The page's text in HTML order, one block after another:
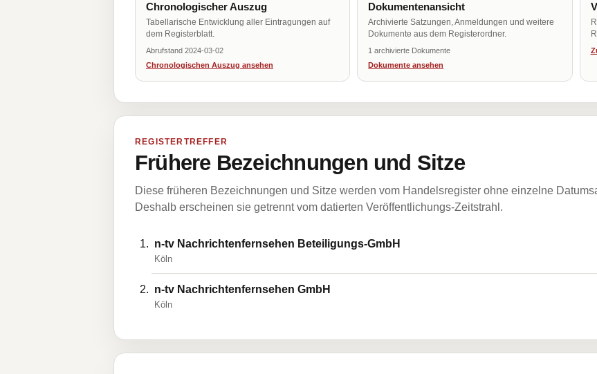
Chronologischer Auszug
Tabellarische Entwicklung aller Eintragungen auf
dem Registerblatt.
Abrufstand 2024-03-02
Chronologischen Auszug ansehen
Dokumentenansicht
Archivierte Satzungen, Anmeldungen und weitere
Dokumente aus dem Registerordner.
1 archivierte Dokumente
Dokumente ansehen
REGISTERTREFFER
Frühere Bezeichnungen und Sitze
Diese früheren Bezeichnungen und Sitze werden vom Handelsregister ohne einzelne
Deshalb erscheinen sie getrennt vom datierten Veröffentlichungs-Zeitstrahl.
n-tv Nachrichtenfernsehen Beteiligungs-GmbH
Köln
n-tv Nachrichtenfernsehen GmbH
Köln